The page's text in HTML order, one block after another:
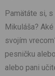
Pamätáte si,
Mikuláša?
svojím
pesničku
alebo pani